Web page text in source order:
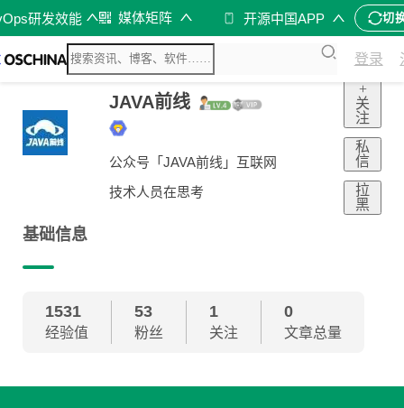
研发效能 媒体矩阵 开源中国APP 切
登录
JAVA前线
公众号「JAVA前线」互联网
技术人员在思考
+
关
注
私
信
拉
黑
基础信息
1531
经验值
53
粉丝
1
关注
0
文章总量